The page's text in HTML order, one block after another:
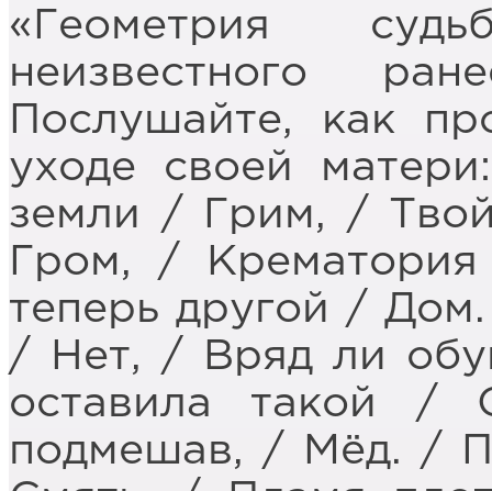
«Геометрия
неизвестного
Послушайте, как
уходе своей
земли / Грим, /
Гром, /
теперь другой /
/ Нет, / Вряд ли
оставила такой /
подмешав, / Мёд. /